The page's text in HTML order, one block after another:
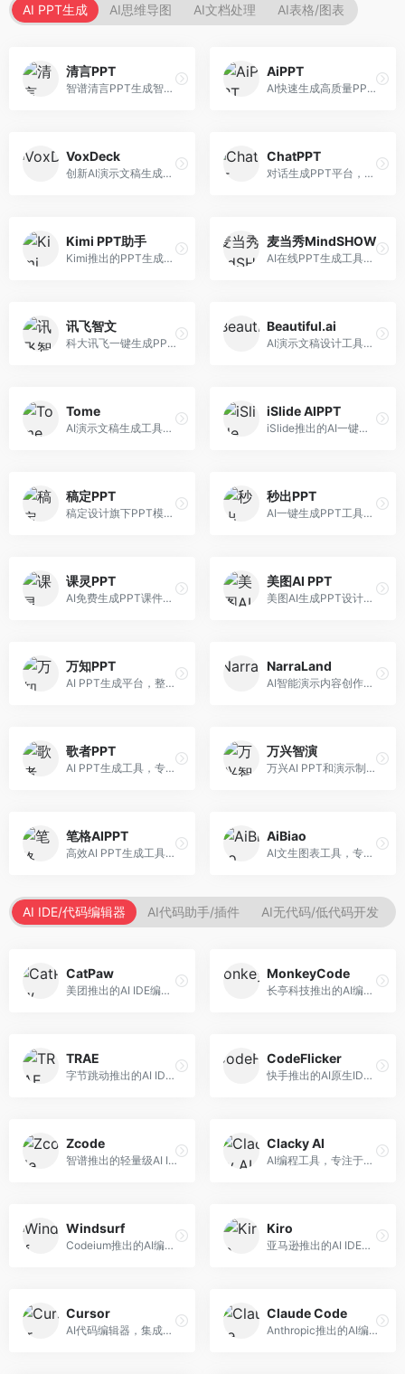
AI PPT生成 AI思维导图 AI文档处理 AI表格/图表
清言PPT
智谱清言PPT生成智能体，基于GLM大模型。面向智谱用户，支持对话生成PPT、内容优化等服务，与智谱生态深度整合。
AiPPT
AI快速生成高质量PPT平台，支持主题定制。面向职场人士和学生，提供一键生成、模板选择、内容优化等服务，PPT制作速度快，设计质量高。
VoxDeck
创新AI演示文稿生成工具，支持语音交互创作。面向职场人士，支持语音输入、PPT生成、内容优化等功能，语音创作体验便捷。
ChatPPT
对话生成PPT平台，支持自然语言交互创作。面向职场人士和教育工作者，通过对话方式完成PPT制作，交互体验友好，创作过程直观。
Kimi PPT助手
Kimi推出的PPT生成智能体，整合长文本处理能力。面向职场人士和学生，支持文档解析、PPT生成、内容优化等服务，与Kimi生态深度整合。
麦当秀MindSHOW
AI在线PPT生成工具，支持思维导图转PPT。面向职场人士，提供思维导图导入、PPT生成、模板选择等服务，思维导图转PPT效率高。
讯飞智文
科大讯飞一键生成PPT和Word工具，整合语音技术。面向职场人士，支持语音输入、文档生成、格式调整等功能，办公效率显著提升。
Beautiful.ai
AI演示文稿设计工具，专注于自动化设计排版。面向职场人士，提供智能排版、模板选择、设计优化等服务，设计美观度高。
Tome
AI演示文稿生成工具，专注于故事化演示创作。面向创业者和营销人员，提供故事叙述、视觉设计、内容生成等服务，演示文稿叙事性强。
iSlide AIPPT
iSlide推出的AI一键设计精美PPT工具。面向PPT设计用户，提供模板库、内容生成、设计优化等服务，与iSlide插件深度整合。
稿定PPT
稿定设计旗下PPT模板资源库，整合AI生成功能。面向设计师和职场人士，提供海量PPT模板、AI内容生成等服务，模板质量高。
秒出PPT
AI一键生成PPT工具，专注于快速演示文稿制作。面向职场人士，支持主题输入、内容生成、模板套用等功能，PPT生成速度快，适合紧急制作场景。
课灵PPT
AI免费生成PPT课件平台，专注于教育场景。面向教师和教育工作者，提供课件生成、教学设计、模板选择等服务，教育适配性强。
美图AI PPT
美图AI生成PPT设计工具，整合图像处理能力。面向设计师和职场人士，提供PPT生成、图片美化、设计优化等服务，视觉设计美观。
万知PPT
AI PPT生成平台，整合知识库与创作功能。面向职场人士，支持内容检索、PPT生成、设计优化等服务，知识整合能力强。
NarraLand
AI智能演示内容创作平台，专注于叙事演示。面向内容创作者，提供故事创作、演示生成、动画设计等服务，演示内容生动有趣。
歌者PPT
AI PPT生成工具，专注于演示文稿智能创作。面向职场人士，支持主题输入、内容生成、设计美化等功能，PPT制作效率高。
万兴智演
万兴AI PPT和演示制作软件，整合视频演示功能。面向职场人士和教育工作者，提供PPT生成、演示录制、视频制作等服务，演示功能完善。
笔格AIPPT
高效AI PPT生成工具，专注于演示文稿智能创作。面向职场人士，支持主题输入、内容生成、设计美化等功能，PPT制作效率高。
AiBiao
AI文生图表工具，专注于数据可视化展示。面向数据分析师和职场人士，提供图表生成、数据可视化、PPT嵌入等服务，数据展示专业。
AI IDE/代码编辑器 AI代码助手/插件 AI无代码/低代码开发
CatPaw
美团推出的AI IDE编程工具，专注于本地开发生态。面向开发者，提供智能代码补全、代码生成、项目管理等服务，本地开发体验好。
MonkeyCode
长亭科技推出的AI编程助手，专注于安全开发。面向开发者，提供代码生成、安全检测、漏洞修复等服务，安全开发能力强。
TRAE
字节跳动推出的AI IDE编程工具，深度集成大模型能力。面向开发者，提供智能代码补全、代码解释、重构优化等服务，编程效率显著提升。
CodeFlicker
快手推出的AI原生IDE，专注于短视频相关开发。面向快手生态开发者，提供代码生成、调试辅助等服务，与快手开发生态深度整合。
Zcode
智谱推出的轻量级AI IDE，基于GLM模型。面向开发者，提供智能代码补全、代码生成、错误检测等服务，中文编程支持好。
Clacky AI
AI编程工具，专注于代码智能生成与优化。面向开发者，提供代码生成、代码重构、错误修复等服务，编程效率高。
Windsurf
Codeium推出的AI编程工具，专注于代码智能辅助。面向开发者，提供代码补全、代码生成、代码解释等服务，多语言支持完善。
Kiro
亚马逊推出的AI IDE，深度整合AWS云服务。面向AWS开发者，提供代码生成、云服务集成、部署自动化等服务，与AWS生态无缝衔接。
Cursor
AI代码编辑器，集成GPT-4模型，专注于智能编程辅助。面向开发者，提供代码生成、代码解释、错误修复等服务，编程体验流畅，开发效率高。
Claude Code
Anthropic推出的AI编程工具，基于Claude模型。面向开发者，提供代码生成、代码审查、调试辅助等服务，代码质量高，推理能力强。